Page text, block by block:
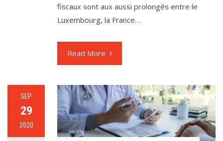
fiscaux sont aux aussi prolongés entre le
Luxembourg, la France…
Read More
SEP
29
2020